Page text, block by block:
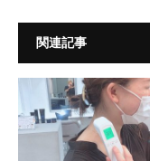
関連記事